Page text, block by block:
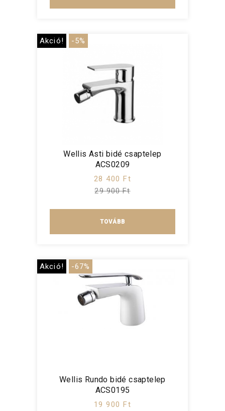
Akció! -5%
Wellis Asti bidé csaptelep
ACS0209
28 400 Ft
29 900 Ft
TOVÁBB
Akció! -67%
Wellis Rundo bidé csaptelep
ACS0195
19 900 Ft